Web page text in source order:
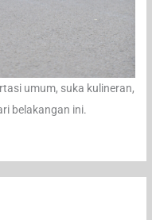
umum, suka kulineran,
belakangan ini.